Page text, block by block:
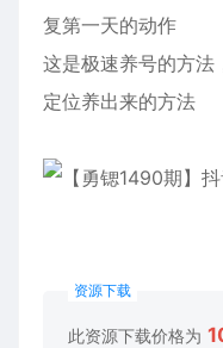
复第一天的动作
这是极速养号的方法
定位养出来的方法
资源下载
此资源下载价格为